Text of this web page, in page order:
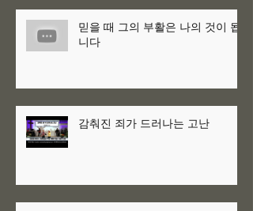
믿을 때 그의 부활은 나의 것이 됩
니다
감춰진 죄가 드러나는 고난